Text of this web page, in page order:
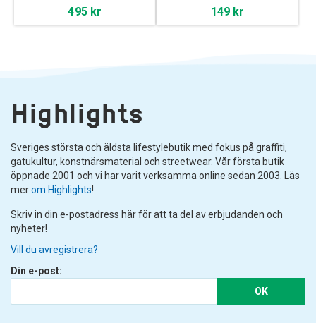
495 kr 149 kr
Highlights
Sveriges största och äldsta lifestylebutik med fokus på graffiti,
gatukultur, konstnärsmaterial och streetwear. Vår första butik
öppnade 2001 och vi har varit verksamma online sedan 2003. Läs
merom Highlights!
Skriv in din e-postadress här för att ta del av erbjudanden och
nyheter!
Vill du avregistrera?
Din e-post:
OK